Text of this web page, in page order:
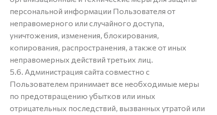
персональной информации Пользователя от
неправомерного или случайного доступа,
уничтожения, изменения, блокирования,
копирования, распространения, а также от иных
неправомерных действий третьих лиц.
5.6. Администрация сайта совместно с
Пользователем принимает все необходимые меры
по предотвращению убытков или иных
отрицательных последствий, вызванных утратой или